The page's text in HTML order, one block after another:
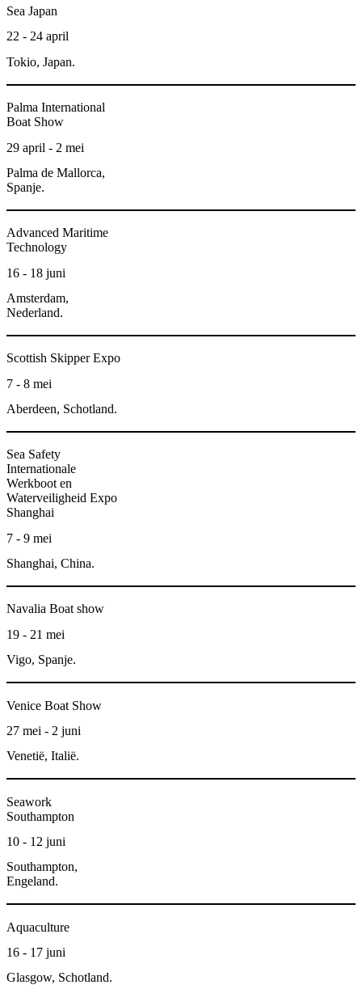
Sea Japan
22 - 24 april
Tokio, Japan.
Palma International
Boat Show
29 april - 2 mei
Palma de Mallorca,
Spanje.
Advanced Maritime
Technology
16 - 18 juni
Amsterdam,
Nederland.
Scottish Skipper Expo
7 - 8 mei
Aberdeen, Schotland.
Sea Safety
Internationale
Werkboot en
Waterveiligheid Expo
Shanghai
7 - 9 mei
Shanghai, China.
Navalia Boat show
19 - 21 mei
Vigo, Spanje.
Venice Boat Show
27 mei - 2 juni
Venetië, Italië.
Seawork
Southampton
10 - 12 juni
Southampton,
Engeland.
Aquaculture
16 - 17 juni
Glasgow, Schotland.